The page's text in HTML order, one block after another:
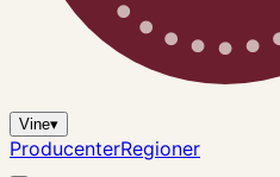
Vine▾
ProducenterRegioner